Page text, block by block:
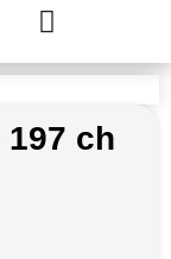
197 ch